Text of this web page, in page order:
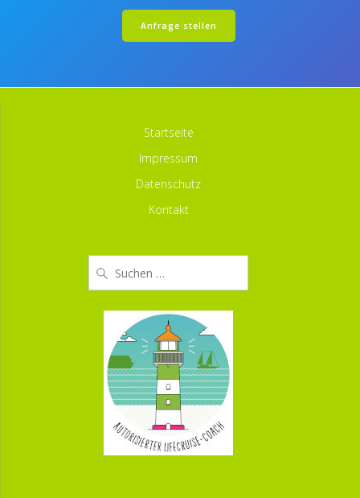
Anfrage stellen
Startseite
Impressum
Datenschutz
Kontakt
nach: